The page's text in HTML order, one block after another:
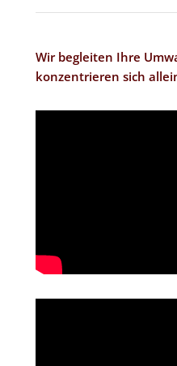
Wir begleiten Ihre
konzentrieren sich